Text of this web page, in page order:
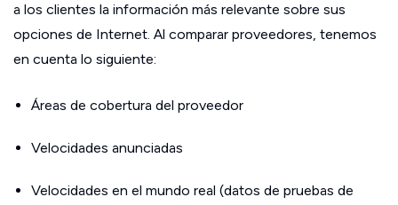
a los clientes la información más relevante sobre sus
opciones de Internet. Al comparar proveedores, tenemos
en cuenta lo siguiente:
Áreas de cobertura del proveedor
Velocidades anunciadas
Velocidades en el mundo real (datos de pruebas de